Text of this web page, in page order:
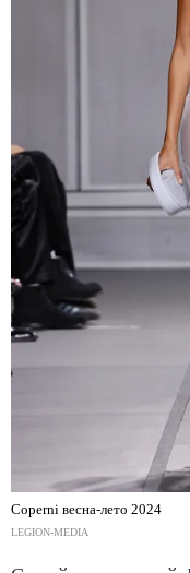
Сoperni весна-лето 2024
LEGION-MEDIA